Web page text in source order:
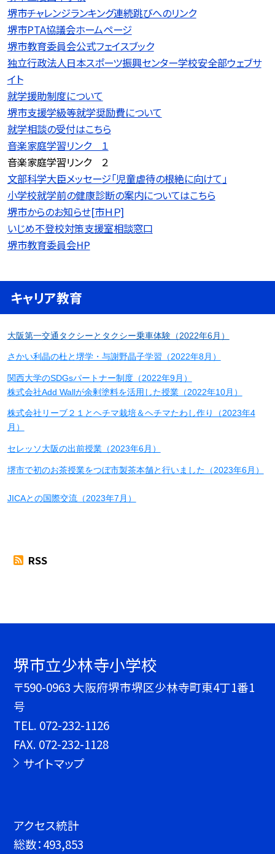
堺市チャレンジランキング連続跳びへのリンク
堺市PTA協議会ホームページ
堺市教育委員会公式フェイスブック
独立行政法人日本スポーツ振興センター学校安全部ウェブサ
イト
就学援助制度について
堺市支援学級等就学奨励費について
就学相談の受付はこちら
音楽家庭学習リンク １
音楽家庭学習リンク ２
文部科学大臣メッセージ「児童虐待の根絶に向けて」
小学校就学前の健康診断の案内についてはこちら
堺市からのお知らせ[市ＨＰ]
いじめ不登校対策支援室相談窓口
堺市教育委員会HP
キャリア教育
大阪第一交通タクシーとタクシー乗車体験（2022年6月）
さかい利晶の杜と堺学・与謝野晶子学習（2022年8月）
関西大学のSDGsパートナー制度（2022年9月）
株式会社Add Wallが余剰塗料を活用した授業（2022年10月）
株式会社リーブ２１とヘチマ栽培＆ヘチマたわし作り（2023年4
月）
セレッソ大阪の出前授業（2023年6月）
堺市で初のお茶授業をつぼ市製茶本舗と行いました（2023年6月）
JICAとの国際交流（2023年7月）
RSS
堺市立少林寺小学校
〒590-0963 大阪府堺市堺区少林寺町東4丁1番1
号
TEL. 072-232-1126
FAX. 072-232-1128
サイトマップ
アクセス統計
総数：493,853